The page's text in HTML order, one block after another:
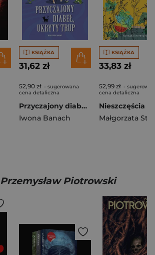
KSIĄŻKA
31,62 zł
52,90 zł - sugerowana
cena detaliczna
Przyczajony diabeł, ukryty trup
Iwona Banach
KSIĄŻKA
33,83 zł
52,99 zł -
cena detaliczna
Małgorzata
Przemysław Piotrowski